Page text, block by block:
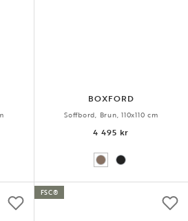
BOXFORD
Soffbord, Brun, 110x110 cm
4 495 kr
FSC®